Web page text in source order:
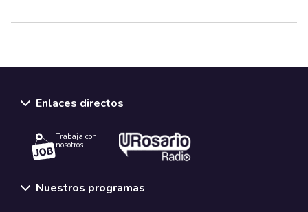
Enlaces directos
Trabaja con
nosotros.
Nuestros programas